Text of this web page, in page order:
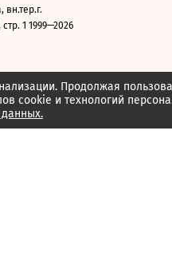
Продолжая
cookie и технологий
вн.тер.г.
1 1999—2026